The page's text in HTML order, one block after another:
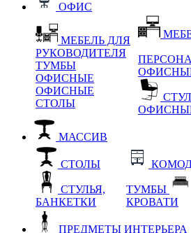
ОФИС
МЕБЕЛЬ ДЛЯ
РУКОВОДИТЕЛЯ
ТУМБЫ
ОФИСНЫЕ
ОФИСНЫЕ
СТОЛЫ
МАССИВ
СТОЛЫ
СТУЛЬЯ,
БАНКЕТКИ
ТУМБЫ
КРОВАТИ
ПРЕДМЕТЫ ИНТЕРЬЕРА